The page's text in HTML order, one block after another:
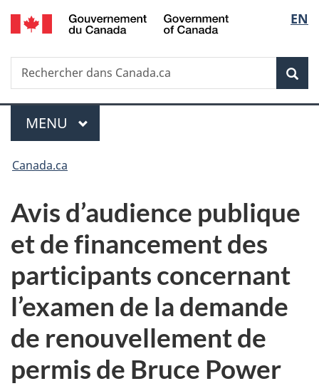
Passer
au
principal
Passer
à
Au
du
Passer
à
version
simplifiée
de
la
EN
Recherche
Rechercher
dans
Menu
MENU PRINCIPAL
Vous
ici :
Canada.ca
Avis d’audience publique
et de financement des
participants concernant
l’examen de la demande
de renouvellement de
permis de Bruce Power